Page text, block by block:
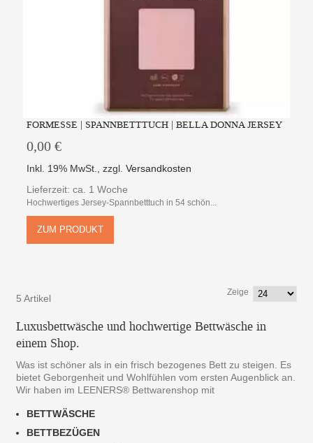
FORMESSE | SPANNBETTTUCH | BELLA DONNA JERSEY
0,00 €
Inkl. 19% MwSt. ,zzgl.Versandkosten
Lieferzeit: ca. 1 Woche
Hochwertiges Jersey-Spannbetttuch in 54 schön...
ZUM PRODUKT
5 Artikel
Zeige
Luxusbettwäsche und hochwertige Bettwäsche in
einem Shop.
Was ist schöner als in ein frisch bezogenes Bett zu steigen. Es
bietet Geborgenheit und Wohlfühlen vom ersten Augenblick an.
Wir haben im LEENERS® Bettwarenshop mit
BETTWÄSCHE
BETTBEZÜGEN